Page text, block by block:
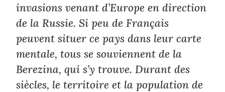
invasions venant d’Europe en direction
de la Russie. Si peu de Français
peuvent situer ce pays dans leur carte
mentale, tous se souviennent de la
Berezina, qui s’y trouve. Durant des
siècles, le territoire et la population de